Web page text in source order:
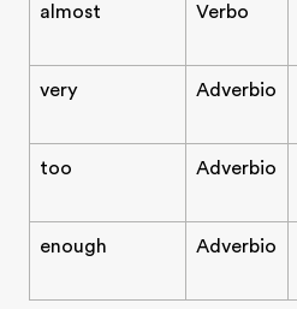
almost Verbo
very Adverbio
too Adverbio
enough Adverbio